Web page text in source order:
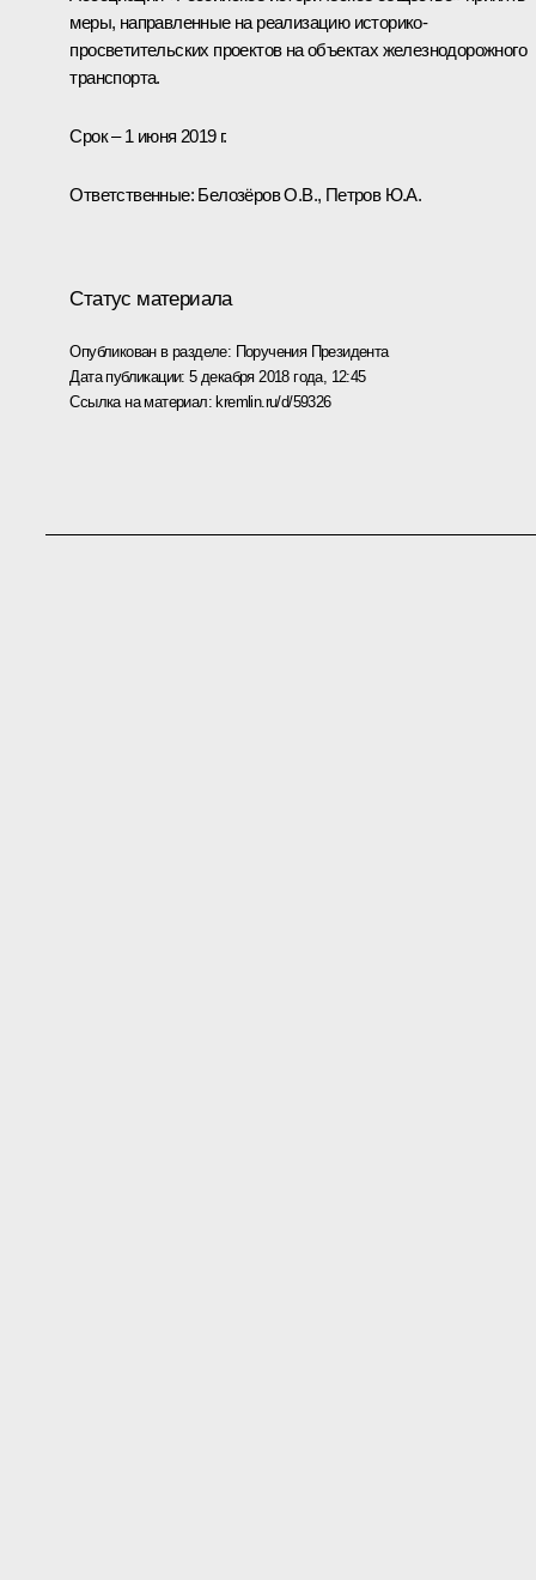
меры, направленные на реализацию историко-
просветительских проектов на объектах железнодорожного
транспорта.
Срок – 1 июня 2019 г.
Ответственные: Белозёров О.В., Петров Ю.А.
Статус материала
Опубликован в разделе: Поручения Президента
Дата публикации:5 декабря 2018 года, 12:45
Ссылка на материал: kremlin.ru/d/59326